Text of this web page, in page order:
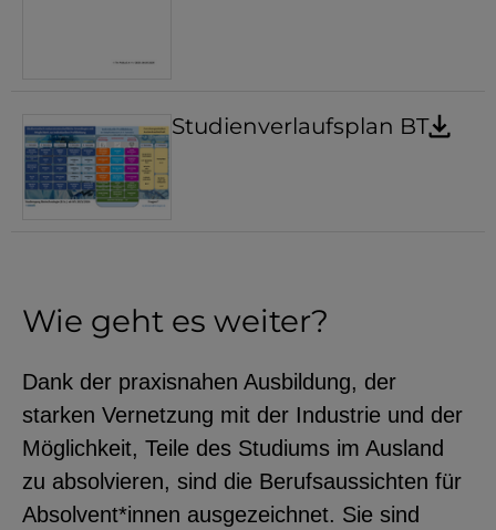
Studienverlaufsplan BT
Wie geht es weiter?
Dank der praxisnahen Ausbildung, der
starken Vernetzung mit der Industrie und der
Möglichkeit, Teile des Studiums im Ausland
zu absolvieren, sind die Berufsaussichten für
Absolvent*innen ausgezeichnet. Sie sind